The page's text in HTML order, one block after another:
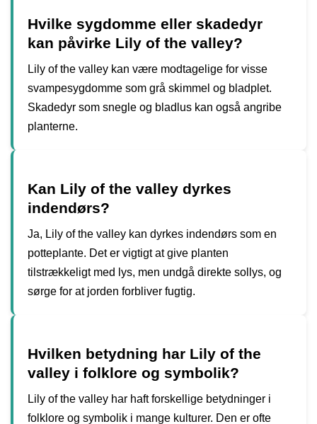
Hvilke sygdomme eller skadedyr
kan påvirke Lily of the valley?
Lily of the valley kan være modtagelige for visse
svampesygdomme som grå skimmel og bladplet.
Skadedyr som snegle og bladlus kan også angribe
planterne.
Kan Lily of the valley dyrkes
indendørs?
Ja, Lily of the valley kan dyrkes indendørs som en
potteplante. Det er vigtigt at give planten
tilstrækkeligt med lys, men undgå direkte sollys, og
sørge for at jorden forbliver fugtig.
Hvilken betydning har Lily of the
valley i folklore og symbolik?
Lily of the valley har haft forskellige betydninger i
folklore og symbolik i mange kulturer. Den er ofte